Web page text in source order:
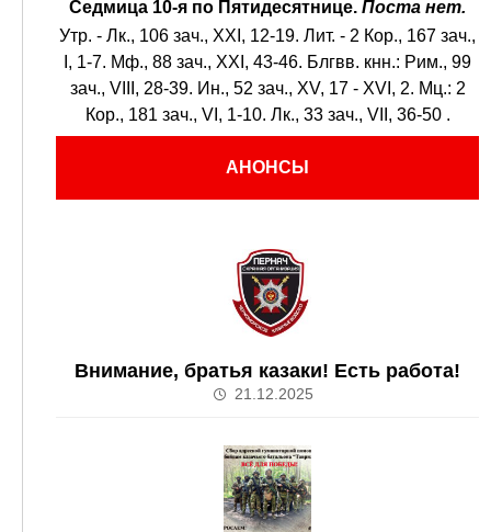
Седмица 10-я по Пятидесятнице. Поста нет.
Утр. - Лк., 106 зач., XXI, 12-19. Лит. - 2 Кор., 167 зач.,
I, 1-7. Мф., 88 зач., XXI, 43-46. Блгвв. кнн.: Рим., 99
зач., VIII, 28-39. Ин., 52 зач., XV, 17 - XVI, 2. Мц.: 2
Кор., 181 зач., VI, 1-10. Лк., 33 зач., VII, 36-50 .
АНОНСЫ
Внимание, братья казаки! Есть работа!
21.12.2025